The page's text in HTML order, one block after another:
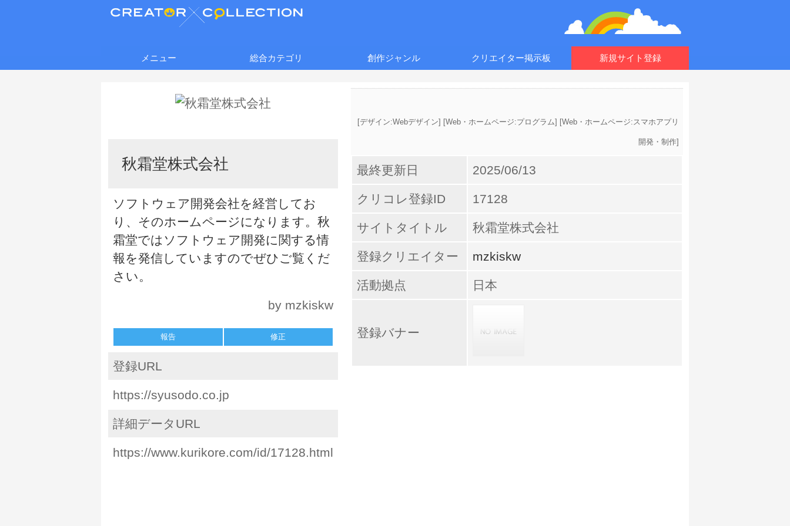
メニュー 総合カテゴリ 創作ジャンル クリエイター掲示板 新規サイト登録
秋霜堂株式会社
ソフトウェア開発会社を経営してお
り、そのホームページになります。秋
霜堂ではソフトウェア開発に関する情
報を発信していますのでぜひご覧くだ
さい。
by mzkiskw
報告 修正
登録URL
https://syusodo.co.jp
詳細データURL
https://www.kurikore.com/id/17128.html
[デザイン:Webデザイン] [Web・ホームページ:プログラム] [Web・ホームページ:スマホアプリ
開発・制作]
最終更新日 2025/06/13
クリコレ登録ID 17128
サイトタイトル 秋霜堂株式会社
登録クリエイター mzkiskw
活動拠点 日本
登録バナー